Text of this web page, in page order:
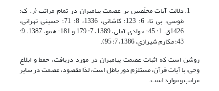
دلالت آیات مخلَصین بر عصمت پیامبران در تمام مراتب (ر. ک:
طوسی، بی تا، 6: 123؛ کاشانی، 1336، 8: 71؛ حسینی تهرانی،
1426ق، 1: 45؛ جوادی آملی، 1389، 7: 179 و 181؛ همو، 1387، 9:
43؛ مکارم شیرازی، 1386، 7: 95).
روشن است که اثبات عصمت پیامبران در مورد دریافت، حفظ و ابلاغ
وحی، با آیات قرآن، مستلزم دور باطل است، لذا مقصود، عصمت در سایر
مراتب و موارد است.